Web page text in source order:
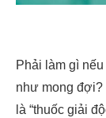
Phải làm gì
như mong đợi?
là “thuốc giải